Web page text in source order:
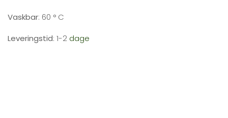
Vaskbar: 60 ° C
Leveringstid: 1-2 dage